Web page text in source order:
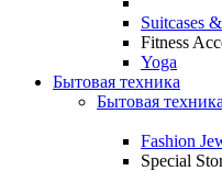
Suitcases
Fitness
Yoga
Бытовая техника
Бытовая
Fashion
Special